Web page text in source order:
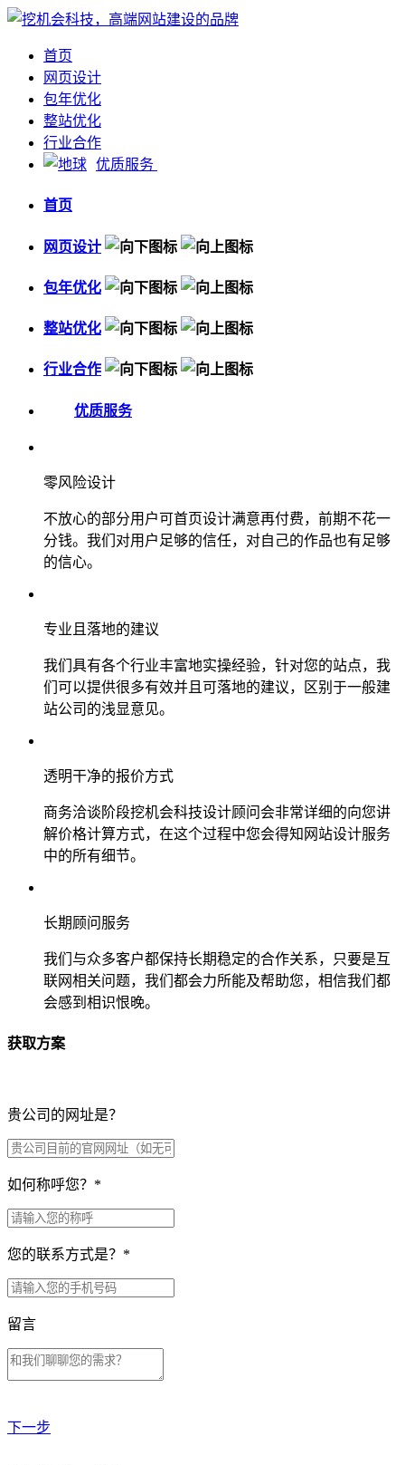
首页
网页设计
包年优化
整站优化
行业合作
优质服务
首页
网页设计
包年优化
整站优化
行业合作
优质服务
零风险设计
不放心的部分用户可首页设计满意再付费，前期不花一
分钱。我们对用户足够的信任，对自己的作品也有足够
的信心。
专业且落地的建议
我们具有各个行业丰富地实操经验，针对您的站点，我
们可以提供很多有效并且可落地的建议，区别于一般建
站公司的浅显意见。
透明干净的报价方式
商务洽谈阶段挖机会科技设计顾问会非常详细的向您讲
解价格计算方式，在这个过程中您会得知网站设计服务
中的所有细节。
长期顾问服务
我们与众多客户都保持长期稳定的合作关系，只要是互
联网相关问题，我们都会力所能及帮助您，相信我们都
会感到相识恨晚。
获取方案
贵公司的网址是？
如何称呼您？ *
您的联系方式是？ *
留言
下一步